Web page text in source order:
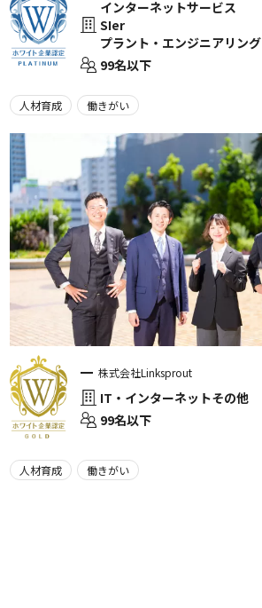
インターネットサービス
SIer
プラント・エンジニアリング
99名以下
人材育成 働きがい
株式会社Linksprout
IT・インターネットその他
99名以下
人材育成 働きがい